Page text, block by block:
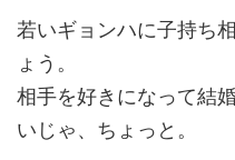
若いギョンハに子持ち
ょう。
相手を好きになって結
いじゃ、ちょっと。